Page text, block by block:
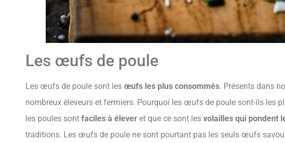
Les œufs de poule
Les œufs de poule sont les œufs les plus consommés. Présents dans
nombreux éleveurs et fermiers. Pourquoi les œufs de poule sont-ils les
les poules sont faciles à élever et que ce sont les volailles qui pondent
traditions. Les œufs de poule ne sont pourtant pas les seuls œufs